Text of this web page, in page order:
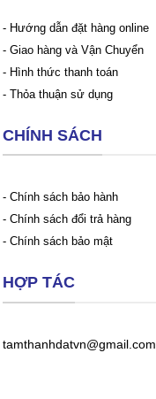
- Hướng dẫn đặt hàng online
- Giao hàng và Vận Chuyển
- Hình thức thanh toán
- Thỏa thuận sử dụng
CHÍNH SÁCH
- Chính sách bảo hành
- Chính sách đổi trả hàng
- Chính sách bảo mật
HỢP TÁC
tamthanhdatvn@gmail.com